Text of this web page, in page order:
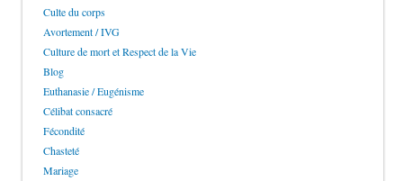
Culte du corps
Avortement / IVG
Culture de mort et Respect de la Vie
Blog
Euthanasie / Eugénisme
Célibat consacré
Fécondité
Chasteté
Mariage